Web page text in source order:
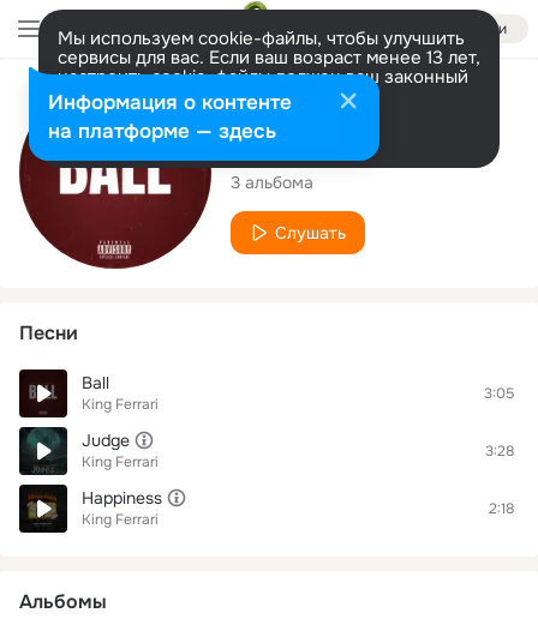
Войти
Мы используем cookie-файлы, чтобы улучшить
сервисы для вас. Если ваш возраст менее 13 лет,
настроить cookie-файлы должен ваш законный
представитель. Больше информации
Разрешить все Настроить
Исполнитель
King Ferrari
3 альбома
Слушать
Песни
Ball
King Ferrari
3:05
Judge
King Ferrari
3:28
Happiness
King Ferrari
2:18
Альбомы
Информация о контенте
на платформе — здесь